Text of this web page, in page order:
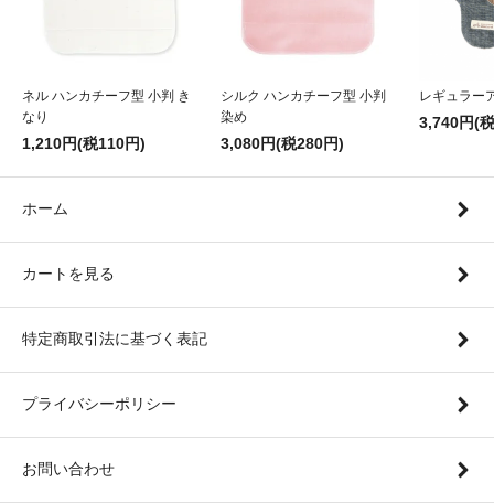
ネル ハンカチーフ型 小判 き
なり
1,210円(税110円)
シルク ハンカチーフ型 小判
染め
3,080円(税280円)
レギュラー
3,740円(
ホーム
カートを見る
特定商取引法に基づく表記
プライバシーポリシー
お問い合わせ